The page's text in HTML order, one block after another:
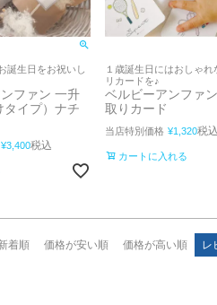
誕生日をお祝いし
ファン 一升
タイプ）ナチ
¥3,400税込
１歳誕生日にはおしゃれ
リカードを♪
ベルビーアンファ
取りカード
当店特別価格 ¥1,320税込
カートに入れる
着順 価格が安い順 価格が高い順 レ